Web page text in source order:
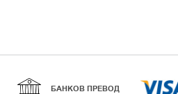
БАНКОВ ПРЕВОД